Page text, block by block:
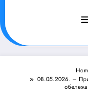
08.05.2026. –